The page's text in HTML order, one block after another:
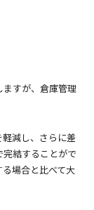
すが、倉庫管理
減し、さらに差
結することがで
場合と比べて大